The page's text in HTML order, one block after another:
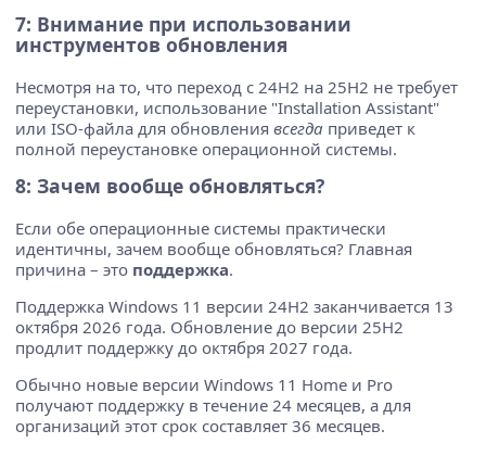
7: Внимание при использовании
инструментов обновления
Несмотря на то, что переход с 24H2 на 25H2 не требует
переустановки, использование "Installation Assistant"
или ISO-файла для обновления всегда приведет к
полной переустановке операционной системы.
8: Зачем вообще обновляться?
Если обе операционные системы практически
идентичны, зачем вообще обновляться? Главная
причина – это поддержка.
Поддержка Windows 11 версии 24H2 заканчивается 13
октября 2026 года. Обновление до версии 25H2
продлит поддержку до октября 2027 года.
Обычно новые версии Windows 11 Home и Pro
получают поддержку в течение 24 месяцев, а для
организаций этот срок составляет 36 месяцев.